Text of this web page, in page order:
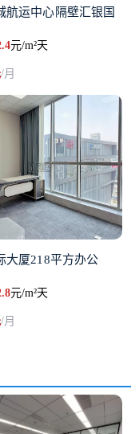
航运中心隔壁汇银国
元/m²天
/月
大厦218平方办公
元/m²天
/月